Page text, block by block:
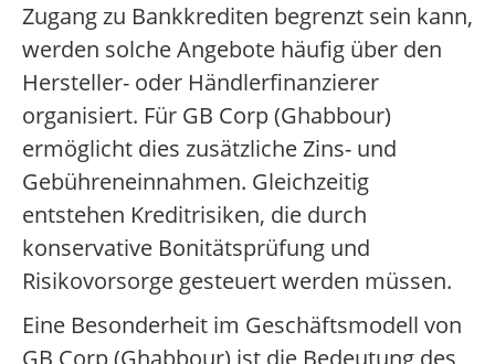
Zugang zu Bankkrediten begrenzt sein kann,
werden solche Angebote häufig über den
Hersteller- oder Händlerfinanzierer
organisiert. Für GB Corp (Ghabbour)
ermöglicht dies zusätzliche Zins- und
Gebühreneinnahmen. Gleichzeitig
entstehen Kreditrisiken, die durch
konservative Bonitätsprüfung und
Risikovorsorge gesteuert werden müssen.
Eine Besonderheit im Geschäftsmodell von